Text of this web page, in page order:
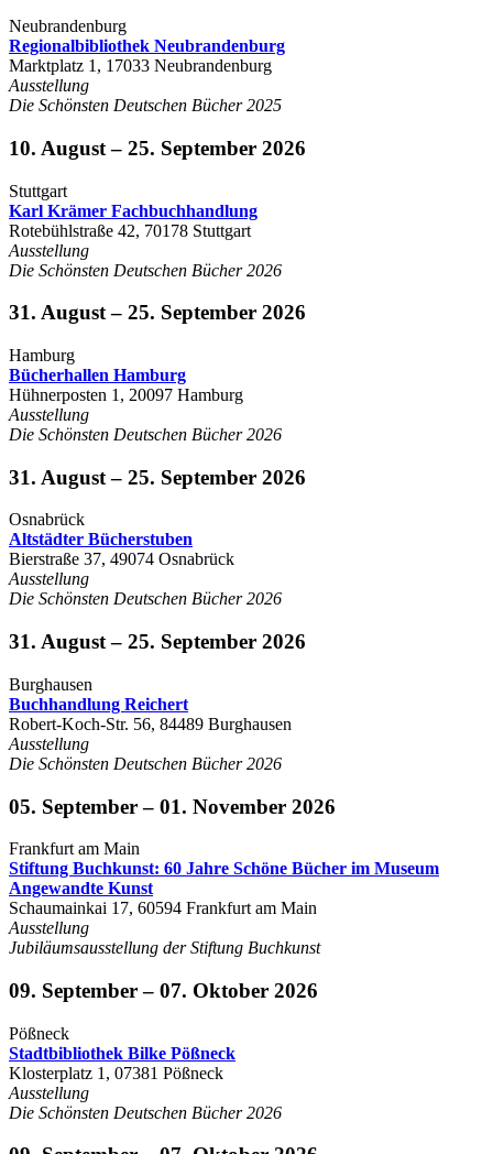
Neubrandenburg
Regionalbibliothek Neubrandenburg
Marktplatz 1, 17033 Neubrandenburg
Ausstellung
Die Schönsten Deutschen Bücher 2025
10. August – 25. September 2026
Stuttgart
Karl Krämer Fachbuchhandlung
Rotebühlstraße 42, 70178 Stuttgart
Ausstellung
Die Schönsten Deutschen Bücher 2026
31. August – 25. September 2026
Hamburg
Bücherhallen Hamburg
Hühnerposten 1, 20097 Hamburg
Ausstellung
Die Schönsten Deutschen Bücher 2026
31. August – 25. September 2026
Osnabrück
Altstädter Bücherstuben
Bierstraße 37, 49074 Osnabrück
Ausstellung
Die Schönsten Deutschen Bücher 2026
31. August – 25. September 2026
Burghausen
Buchhandlung Reichert
Robert-Koch-Str. 56, 84489 Burghausen
Ausstellung
Die Schönsten Deutschen Bücher 2026
05. September – 01. November 2026
Frankfurt am Main
Stiftung Buchkunst: 60 Jahre Schöne Bücher im Museum
Angewandte Kunst
Schaumainkai 17, 60594 Frankfurt am Main
Ausstellung
Jubiläumsausstellung der Stiftung Buchkunst
09. September – 07. Oktober 2026
Pößneck
Stadtbibliothek Bilke Pößneck
Klosterplatz 1, 07381 Pößneck
Ausstellung
Die Schönsten Deutschen Bücher 2026